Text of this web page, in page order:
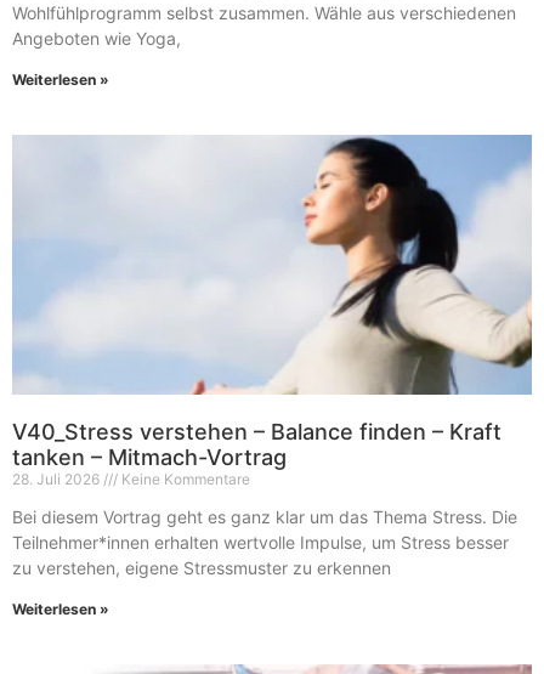
Wohlfühlprogramm selbst zusammen. Wähle aus verschiedenen
Angeboten wie Yoga,
Weiterlesen »
V40_Stress verstehen – Balance finden – Kraft
tanken – Mitmach-Vortrag
28. Juli 2026 Keine Kommentare
Bei diesem Vortrag geht es ganz klar um das Thema Stress. Die
Teilnehmer*innen erhalten wertvolle Impulse, um Stress besser
zu verstehen, eigene Stressmuster zu erkennen
Weiterlesen »